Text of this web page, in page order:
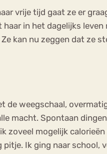
vrije tijd gaat ze er
haar in het dagelijks
kan nu zeggen dat ze
de weegschaal,
macht. Spontaan
zoveel mogelijk
Ik ging naar school,